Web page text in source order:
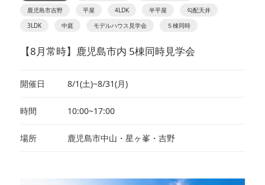
鹿児島市吉野
平屋 4LDK 半平屋
勾配天井
3LDK
中庭 モデルハウス見学会 ５棟同時
【8月常時】鹿児島市内 5棟同時見学会
開催日 8/1(土)~8/31(月)
時間 10:00~17:00
場所 鹿児島市中山・星ヶ峯・吉野